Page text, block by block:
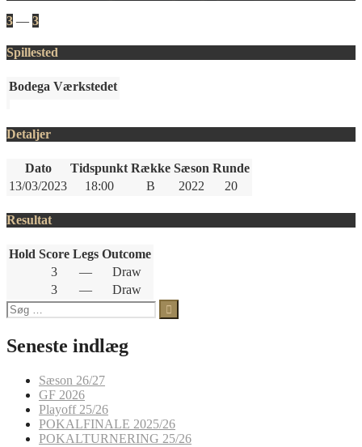
3 — 3
Spillested
Bodega Værkstedet
Detaljer
Dato Tidspunkt Række Sæson Runde
13/03/2023
18:00 B 2022 20
Resultat
Hold Score Legs Outcome
3
—
Draw
3
—
Draw
Søg
efter:
Seneste indlæg
Sæson 26/27
GF 2026
Playoff 25/26
POKALFINALE 2025/26
POKALTURNERING 25/26